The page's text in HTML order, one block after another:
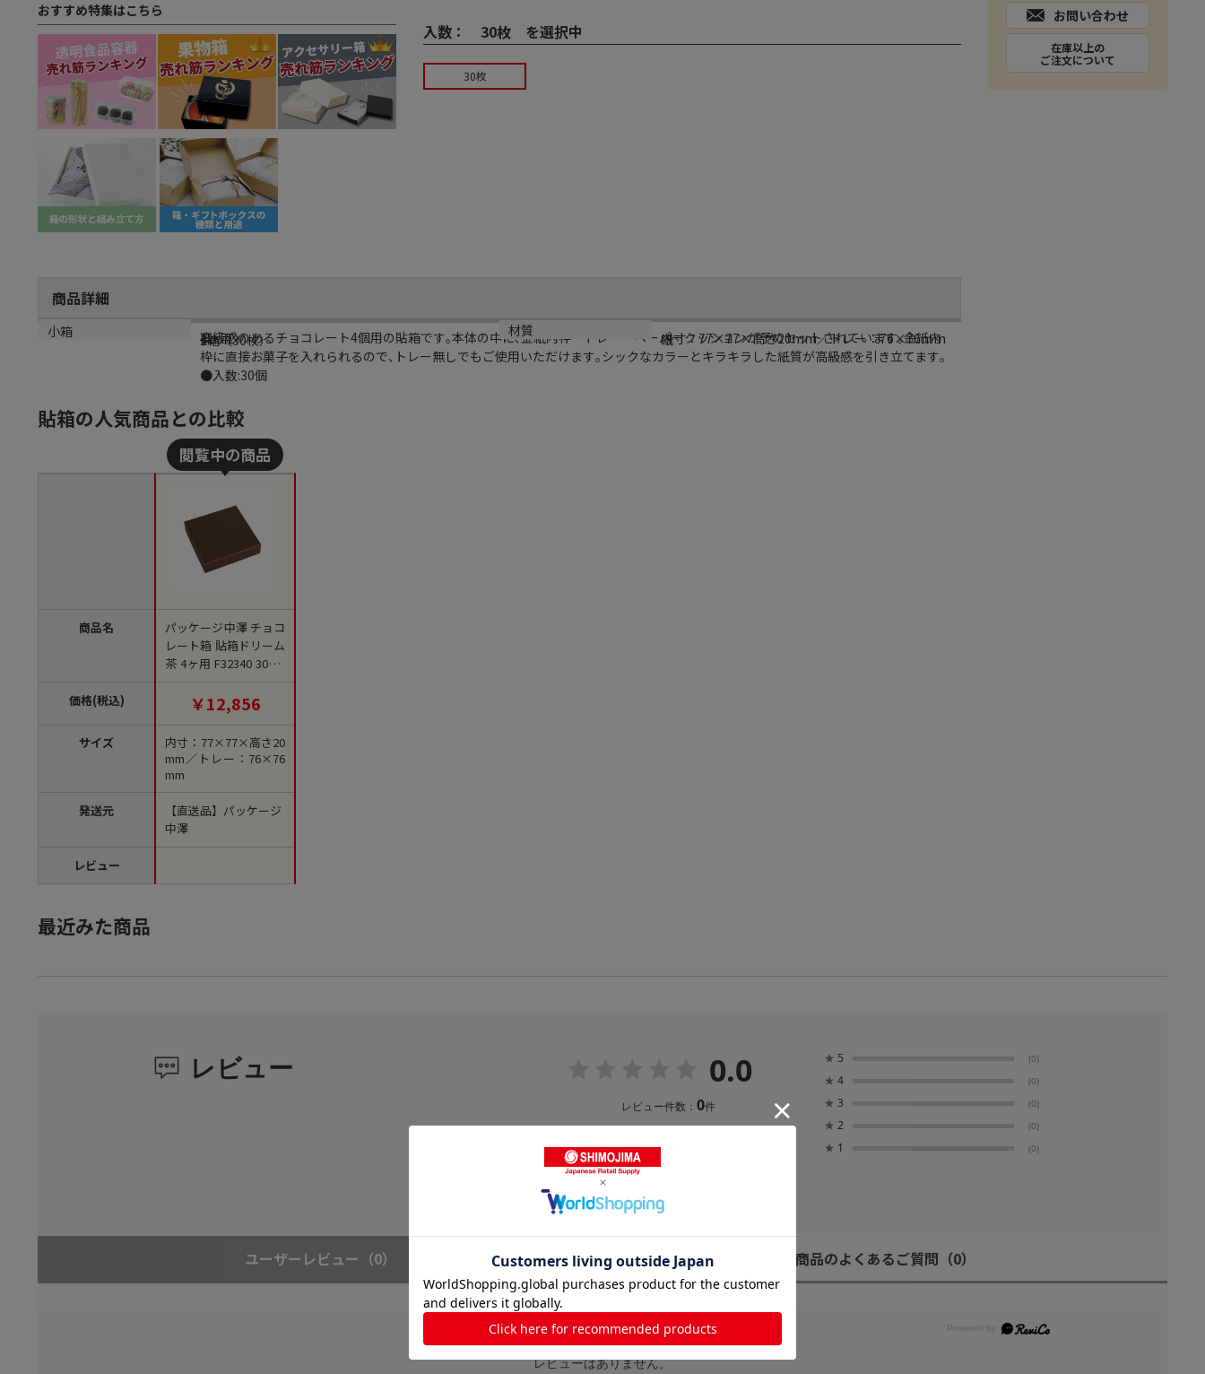
おすすめ特集はこちら
入数： 30枚 を選択中
30枚
商品詳細
商品説明
高級感のあるチョコレート4個用の貼箱です｡本体の中に､金紙内枠・トレー・ペーパークッションが予めセットされています｡金紙内
枠に直接お菓子を入れられるので､トレー無しでもご使用いただけます｡シックなカラーとキラキラした紙質が高級感を引き立てます｡
●入数:30個
規格
4ヶ用
サイズ
内寸：77×77×高さ20mm／トレー：76×76mm
カラー
茶
材質
紙
小箱
1箱（30枚）
お問い合わせ
在庫以上の
ご注文について
貼箱の人気商品との比較
商品名
価格(税込)
サイズ
発送元
レビュー
パッケージ中澤 チョコ
レート箱 貼箱ドリーム
茶 4ヶ用 F32340 30枚/
箱（ご注文単位1箱）
【直送品】
￥12,856
内寸：77×77×高さ20
mm／トレー：76×76
mm
【直送品】パッケージ
中澤
最近みた商品
レビュー 0.0
レビュー件数： 0件
★ 5 (0)
★ 4 (0)
★ 3 (0)
★ 2 (0)
★ 1 (0)
ユーザーレビュー （0） 商品のよくあるご質問 （0）
レビューはありません。